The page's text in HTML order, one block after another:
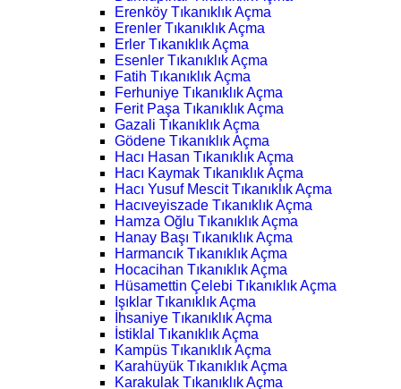
Erenköy Tıkanıklık Açma
Erenler Tıkanıklık Açma
Erler Tıkanıklık Açma
Esenler Tıkanıklık Açma
Fatih Tıkanıklık Açma
Ferhuniye Tıkanıklık Açma
Ferit Paşa Tıkanıklık Açma
Gazali Tıkanıklık Açma
Gödene Tıkanıklık Açma
Hacı Hasan Tıkanıklık Açma
Hacı Kaymak Tıkanıklık Açma
Hacı Yusuf Mescit Tıkanıklık Açma
Hacıveyiszade Tıkanıklık Açma
Hamza Oğlu Tıkanıklık Açma
Hanay Başı Tıkanıklık Açma
Harmancık Tıkanıklık Açma
Hocacihan Tıkanıklık Açma
Hüsamettin Çelebi Tıkanıklık Açma
Işıklar Tıkanıklık Açma
İhsaniye Tıkanıklık Açma
İstiklal Tıkanıklık Açma
Kampüs Tıkanıklık Açma
Karahüyük Tıkanıklık Açma
Karakulak Tıkanıklık Açma